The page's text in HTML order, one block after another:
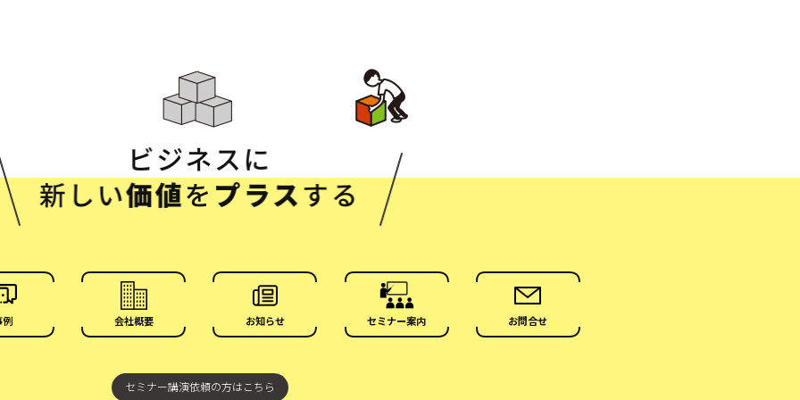
例 会社概要 お知らせ セミナー案内 お問合せ
セミナー講演依頼の方はこちら